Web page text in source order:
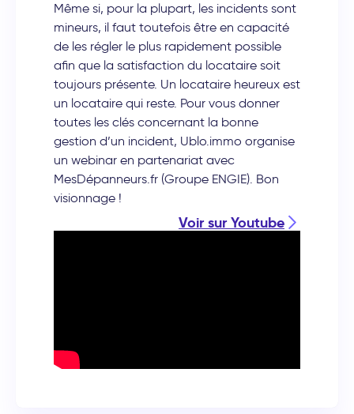
Même si, pour la plupart, les incidents sont
mineurs, il faut toutefois être en capacité
de les régler le plus rapidement possible
afin que la satisfaction du locataire soit
toujours présente. Un locataire heureux est
un locataire qui reste. Pour vous donner
toutes les clés concernant la bonne
gestion d’un incident, Ublo.immo organise
un webinar en partenariat avec
MesDépanneurs.fr (Groupe ENGIE). Bon
visionnage !
Voir sur Youtube